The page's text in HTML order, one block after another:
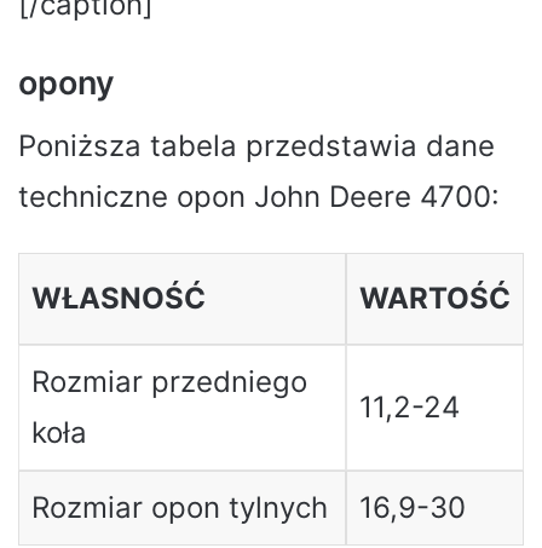
opony
Poniższa tabela przedstawia dane
techniczne opon John Deere 4700:
WŁASNOŚĆ WARTOŚĆ
Rozmiar przedniego
koła
11,2-24
Rozmiar opon tylnych 16,9-30